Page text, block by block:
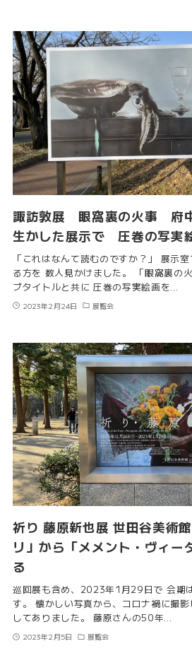
諏訪敦展 眼窩裏の火事 府
生かした展示で 圧巻の写実
「これはなんて読むのですか？」 展示
る方を 数人見かけました。 「眼窩裏の
ブタイトルと共に 圧巻の写実絵画を…
2023年2月24日 展覧会
祈り 藤原新也展 世田谷美術
リ」から「メメント・ヴィー
る
巡回展も含め、2023年1月29日で 会期
す。 懐かしい写真から、コロナ禍に撮
してありました。 藤原さんの50年…
2023年2月5日 展覧会